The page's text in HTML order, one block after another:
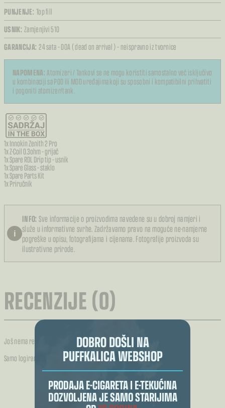
DOBRO DOŠLI NA
PUFFKALICA WEBSHOP
PRODAJA E-CIGARETA I E-TEKUĆINA
DOZVOLJENA JE SAMO STARIJIMA
PUNJENJE: Top fill
USNIK: Zamjenjivi 510
GARANCIJA: 24 sata – DOA ( dead on arrival ) – neispravno iz tvornice
NAPOMENA:Atomizeri / Tankovi se ne mogu koristiti samostalno već isključivo
u kombinaciji sa POD ili MOD uređajima koji su sposobni i kompatibilni prihvatiti
i pogoniti atomizer/tank.
1x Innokin Zenith 2 Pro
1x Z-Coil 0.3ohm – grijač
1x Spare RDL Drip tip – usnik
1x Spare Glass – staklo
1x Spare Parts Kit
1x Priručnik
i
INFO: Sve informacije o proizvodima navedene su u dobroj namjeri i
služe u informativne svrhe. Zadržavamo pravo na moguće ne-namjerne
pogreške u opisu, fotografijama i cijenama. Fotografije proizvoda su
ilustrativne prirode.
RECENZIJE (0)
Još nema recenzija.
Samo logirani kupci koji su kupili ovaj proizvod mogu napisati recenziju.